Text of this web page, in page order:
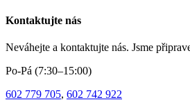
Kontaktujte nás
Neváhejte a kontaktujte nás. Jsme
Po-Pá (7:30–15:00)
602 779 705, 602 742 922